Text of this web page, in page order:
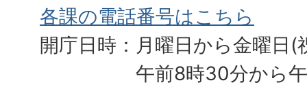
各課の電話番号はこちら
開庁日時：月曜日から金曜日(
午前8時30分から